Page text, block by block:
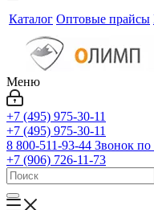
Каталог Оптовые прайсы
Меню
+7 (495) 975-30-11
+7 (495) 975-30-11
8 800-511-93-44 Звонок по
+7 (906) 726-11-73